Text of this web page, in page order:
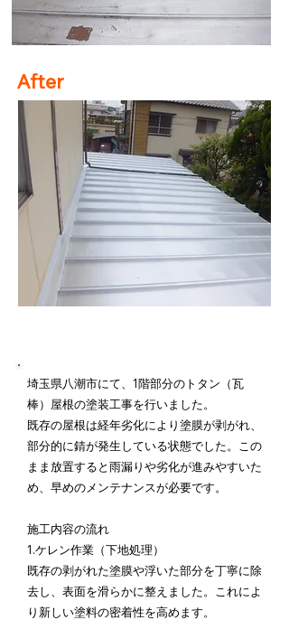
After
埼玉県八潮市にて、1階部分のトタン（瓦
棒）屋根の塗装工事を行いました。
既存の屋根は経年劣化により塗膜が剥がれ、
部分的に錆が発生している状態でした。この
まま放置すると雨漏りや劣化が進みやすいた
め、早めのメンテナンスが必要です。
施工内容の流れ
1.ケレン作業（下地処理）
既存の剥がれた塗膜や浮いた部分を丁寧に除
去し、表面を滑らかに整えました。これによ
り新しい塗料の密着性を高めます。